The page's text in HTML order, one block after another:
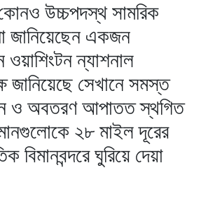
কোনও উচ্চপদস্থ সামরিক
জানিয়েছেন একজন
ওয়াশিংটন ন্যাশনাল
জানিয়েছে সেখানে সমস্ত
ও অবতরণ আপাতত স্থগিত
২৮ মাইল দূরের
বিমানবন্দরে ঘুরিয়ে দেয়া